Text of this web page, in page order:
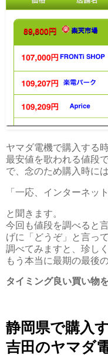
ヤマダ電機で購入する時
最安値を歌われる値段
で、念のため購入時には
「一応、インターネッ
と聞きます。
今回も値段を調べると
げに「どうぞ」と言っ
調べてみますと、珍し
もう本当に最期の最後
タイミング良い買い物
静岡県で購入
吉田のヤマダ